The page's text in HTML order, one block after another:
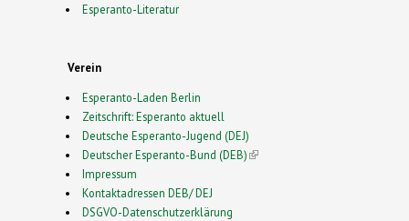
Esperanto-Literatur
Verein
Esperanto-Laden Berlin
Zeitschrift: Esperanto aktuell
Deutsche Esperanto-Jugend (DEJ)
Deutscher Esperanto-Bund (DEB)(link is external)
Impressum
Kontaktadressen DEB/ DEJ
DSGVO-Datenschutzerklärung